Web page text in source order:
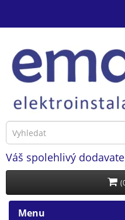
Váš spolehlivý
Menu